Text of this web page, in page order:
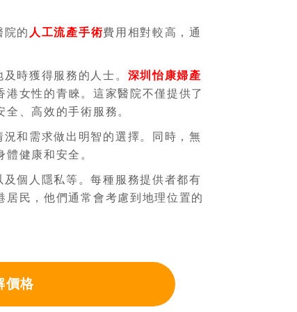
院的 人工流產手術費用相對較高，通
時獲得服務的人士。 深圳怡康婦產
女性的青睞。這家醫院不僅提供了
、高效的手術服務。
和需求做出明智的選擇。同時，無
健康和安全。
個人隱私等。每種服務提供者都有
民，他們通常會考慮到地理位置的
價格